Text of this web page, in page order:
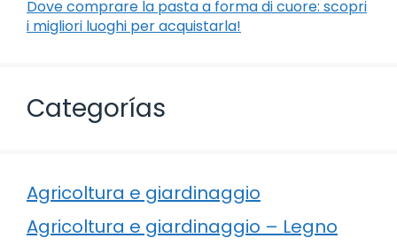
Dove comprare la pasta a forma di cuore: scopri
i migliori luoghi per acquistarla!
Categorías
Agricoltura e giardinaggio
Agricoltura e giardinaggio – Legno